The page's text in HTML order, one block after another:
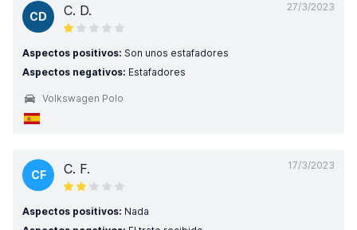
27/3/2023
CD C. D.
Aspectos positivos: Son unos estafadores
Aspectos negativos: Estafadores
Volkswagen Polo
17/3/2023
CF C. F.
Aspectos positivos: Nada